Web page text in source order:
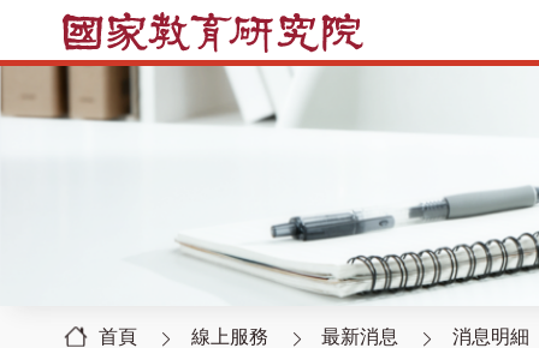
首頁 線上服務 最新消息 消息明細